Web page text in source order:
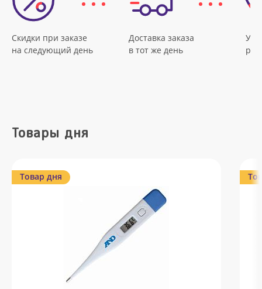
Скидки при заказе
на следующий день
Доставка заказа
в тот же день
Товары дня
Товар дня